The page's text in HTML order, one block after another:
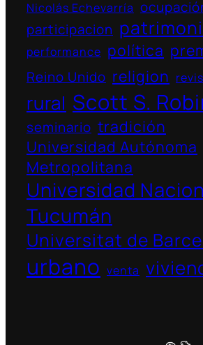
Nicolás Echevarría
participacion
performance política
Reino Unido religion
rural Scott S.
seminario tradición
Universidad Autónoma
Metropolitana
Universidad
Tucumán
Universitat de
urbano venta